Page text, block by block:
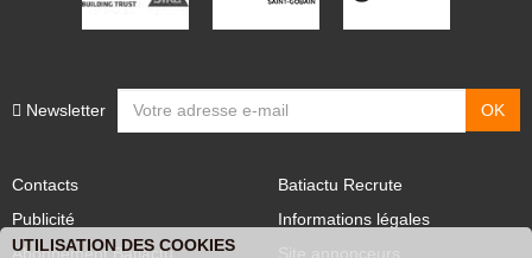
Newsletter
Contacts
Publicité
Abonnement Batiactu
Batiactu Recrute
Informations légales
UTILISATION DES COOKIES